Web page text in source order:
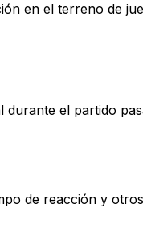
en el terreno de
el partido
de reacción y